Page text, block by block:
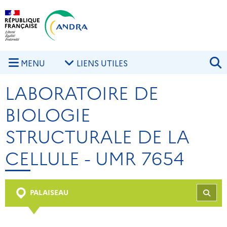
Aller au contenu principal
MENU LIENS UTILES
LABORATOIRE DE
BIOLOGIE
STRUCTURALE DE LA
CELLULE - UMR 7654
PALAISEAU